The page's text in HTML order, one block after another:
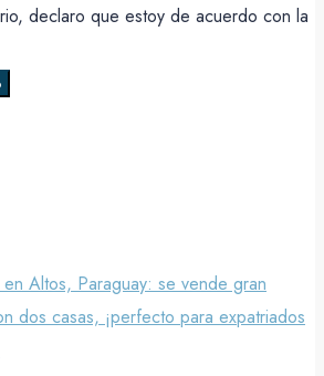
declaro que estoy de acuerdo con la